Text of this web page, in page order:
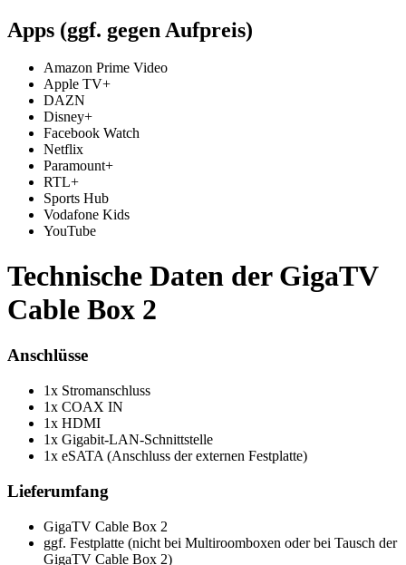
Apps (ggf. gegen Aufpreis)
Amazon Prime Video
Apple TV+
DAZN
Disney+
Facebook Watch
Netflix
Paramount+
RTL+
Sports Hub
Vodafone Kids
YouTube
Technische Daten der GigaTV
Cable Box 2
Anschlüsse
1x Stromanschluss
1x COAX IN
1x HDMI
1x Gigabit-LAN-Schnittstelle
1x eSATA (Anschluss der externen Festplatte)
Lieferumfang
GigaTV Cable Box 2
ggf. Festplatte (nicht bei Multiroomboxen oder bei Tausch der
GigaTV Cable Box 2)